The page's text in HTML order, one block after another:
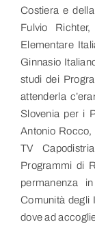
Costiera e
Fulvio
Elementare
Ginnasio
studi dei
attenderla
Slovenia per i
Antonio
TV
Programmi di
permanenza
Comunità degli
dove ad